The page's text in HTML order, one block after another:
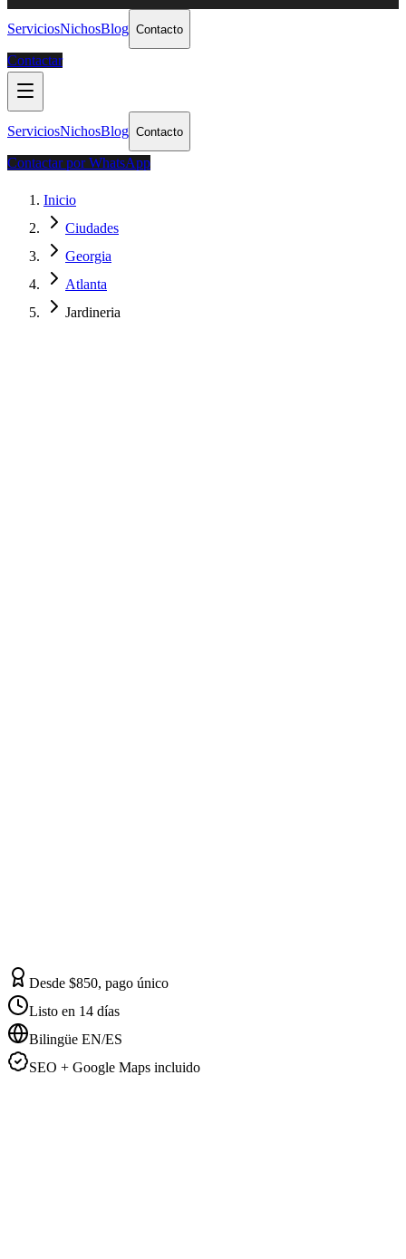
ServiciosNichosBlog Contacto
Contactar
ServiciosNichosBlog Contacto
Contactar por WhatsApp
Inicio
Ciudades
Georgia
Atlanta
Jardineria
Desde $850, pago único
Listo en 14 días
Bilingüe EN/ES
SEO + Google Maps incluido